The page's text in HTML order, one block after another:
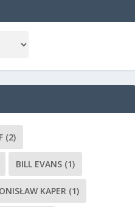
(2)
BILL EVANS (1)
KAPER (1)